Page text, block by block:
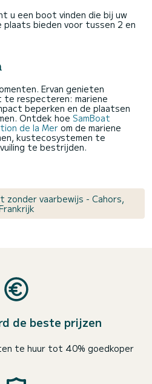
u een boot vinden die bij uw
bieden voor tussen 2 en
Ervan genieten
respecteren: mariene
beperken en de plaatsen
Ontdek hoe SamBoat
de la Mer om de mariene
kustecosystemen te
te bestrijden.
zonder vaarbewijs - Cahors,
de beste prijzen
te huur tot 40% goedkoper